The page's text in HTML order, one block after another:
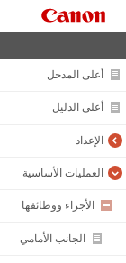
أعلى المدخل
أعلى الدليل
الإعداد
العمليات الأساسية
الأجزاء ووظائفها
الجانب الأمامي